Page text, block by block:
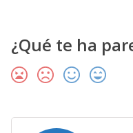
¿Qué te ha